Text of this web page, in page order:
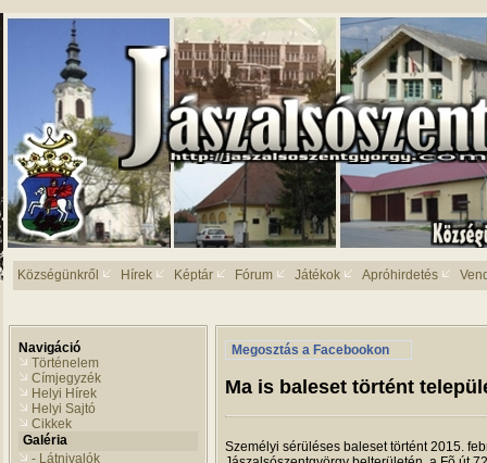
Községünkről Hírek Képtár Fórum Játékok Apróhirdetés
Navigáció
Történelem
Címjegyzék
Helyi Hírek
Helyi Sajtó
Cikkek
Galéria
- Látnivalók
Megosztás a Facebookon
Ma is baleset történt
Személyi sérüléses baleset történt 2015.